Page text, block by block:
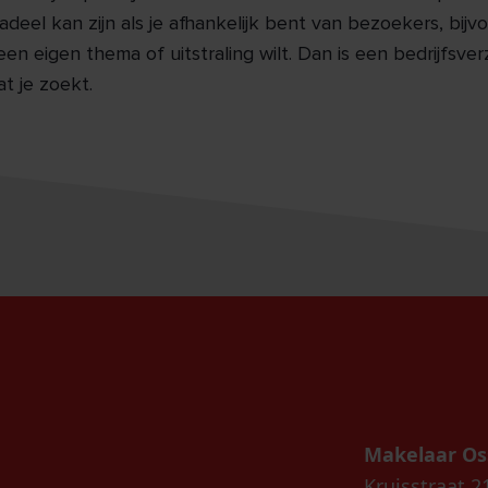
kan zijn als je afhankelijk bent van bezoekers,
eigen thema of uitstraling wilt. Dan is een
je zoekt.
Makelaar